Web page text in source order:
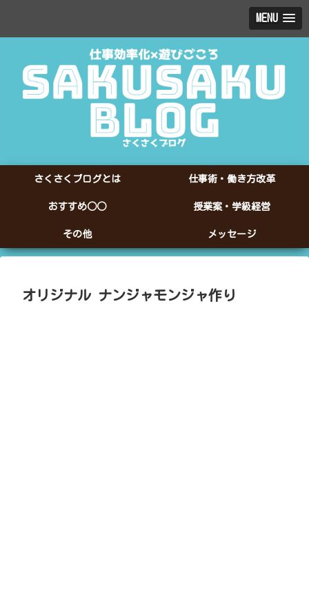
MENU
さくさくブログとは 仕事術・働き方改革
おすすめ○○ 授業案・学級経営
その他 メッセージ
オリジナル ナンジャモンジャ作り